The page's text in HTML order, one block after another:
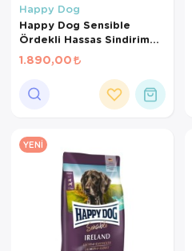
Happy Dog
Happy Dog Sensible
Ördekli Hassas Sindirim
Sistemi Destekleyici
Yetişkin Köpek Maması 4
1.890,00
YENI